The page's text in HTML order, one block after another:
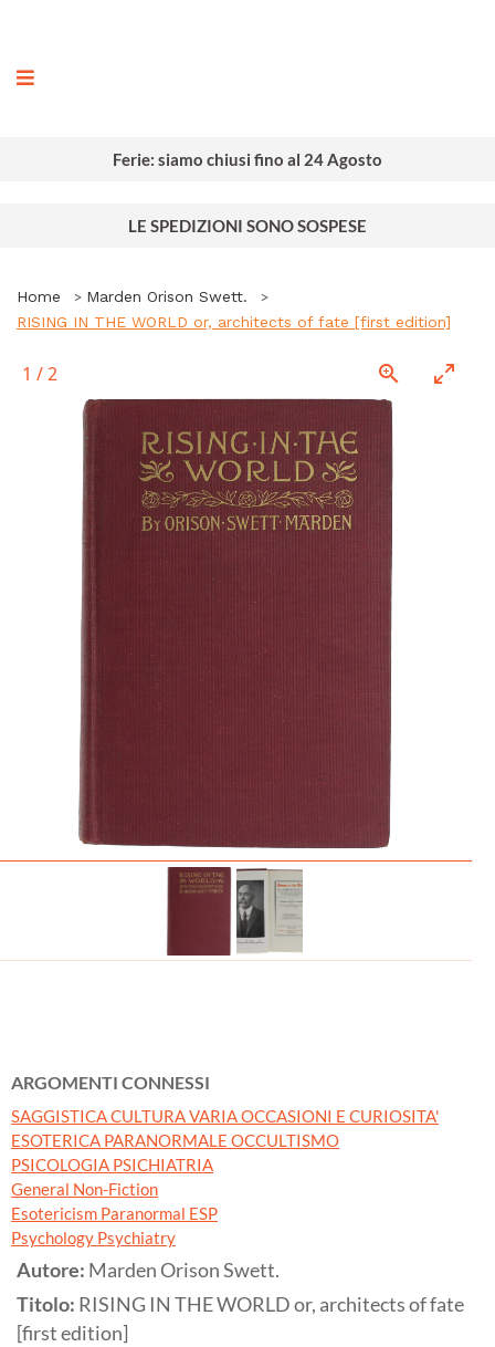
Ferie: siamo chiusi fino al 24 Agosto
LE SPEDIZIONI SONO SOSPESE
Home
Marden Orison Swett.
RISING IN THE WORLD or, architects of fate [first edition]
1 /2
ARGOMENTI CONNESSI
SAGGISTICA CULTURA VARIA OCCASIONI E CURIOSITA'
ESOTERICA PARANORMALE OCCULTISMO
PSICOLOGIA PSICHIATRIA
General Non-Fiction
Esotericism Paranormal ESP
Psychology Psychiatry
Autore: Marden Orison Swett.
Titolo: RISING IN THE WORLD or, architects of fate
[first edition]